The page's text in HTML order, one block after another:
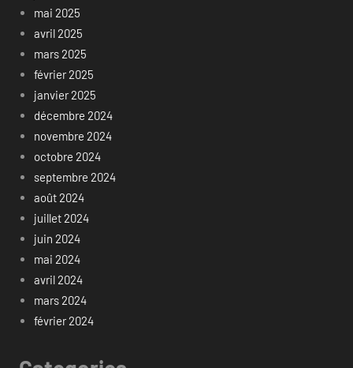
mai 2025
avril 2025
mars 2025
février 2025
janvier 2025
décembre 2024
novembre 2024
octobre 2024
septembre 2024
août 2024
juillet 2024
juin 2024
mai 2024
avril 2024
mars 2024
février 2024